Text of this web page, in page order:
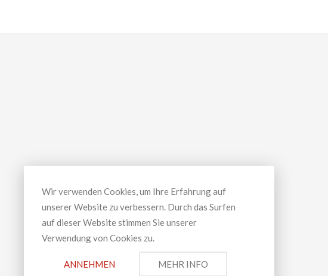
Wir verwenden Cookies, um Ihre Erfahrung auf
unserer Website zu verbessern. Durch das Surfen
auf dieser Website stimmen Sie unserer
Verwendung von Cookies zu.
ANNEHMEN MEHR INFO